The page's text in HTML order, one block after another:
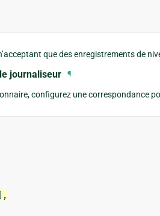
que des enregistrements de
journaliseur ¶
configurez une correspondance
],